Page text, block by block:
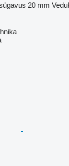
20 mm